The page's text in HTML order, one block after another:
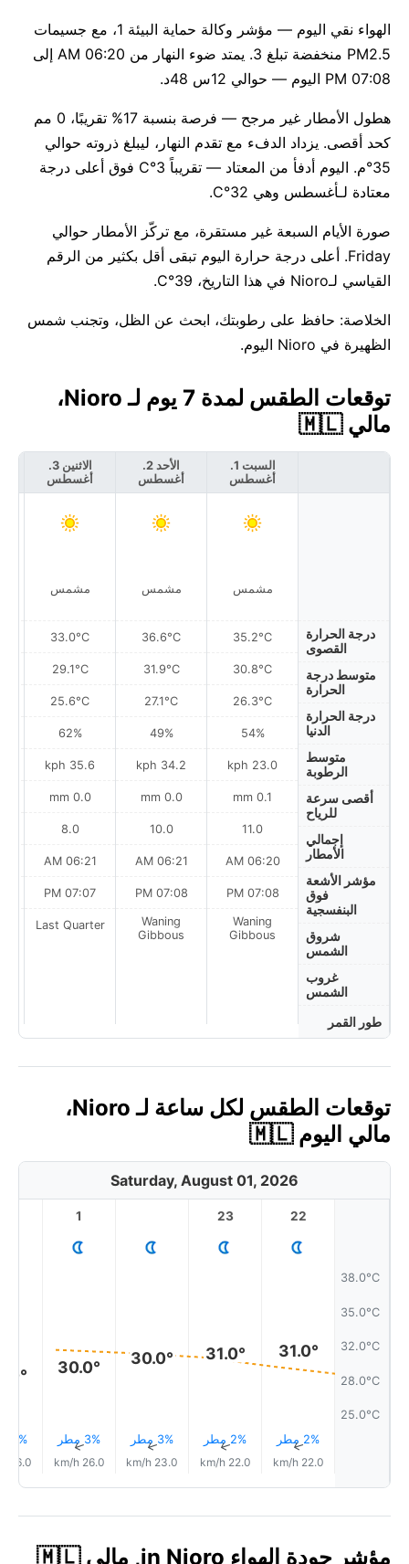
الهواء نقي اليوم — مؤشر وكالة حماية البيئة 1، مع جسيمات
PM2.5 منخفضة تبلغ 3. يمتد ضوء النهار من 06:20 AM إلى
07:08 PM اليوم — حوالي 12س 48د.
هطول الأمطار غير مرجح — فرصة بنسبة 17% تقريبًا، 0 مم
كحد أقصى. يزداد الدفء مع تقدم النهار، ليبلغ ذروته حوالي
35°م. اليوم أدفأ من المعتاد — تقريباً 3°C فوق أعلى درجة
معتادة لـأغسطس وهي 32°C.
صورة الأيام السبعة غير مستقرة، مع تركّز الأمطار حوالي
Friday. أعلى درجة حرارة اليوم تبقى أقل بكثير من الرقم
القياسي لـNioro في هذا التاريخ، 39°C.
الخلاصة: حافظ على رطوبتك، ابحث عن الظل، وتجنب شمس
الظهيرة في Nioro اليوم.
توقعات الطقس لمدة 7 يوم لـ Nioro،
مالي 🇲🇱
درجة الحرارة
القصوى
متوسط درجة
الحرارة
درجة الحرارة
الدنيا
متوسط
الرطوبة
أقصى سرعة
للرياح
إجمالي
الأمطار
مؤشر الأشعة
فوق
البنفسجية
شروق
الشمس
غروب
الشمس
طور القمر
السبت 1.
أغسطس
مشمس
35.2°C
30.8°C
26.3°C
54%
23.0 kph
0.1 mm
11.0
06:20 AM
07:08 PM
Waning
Gibbous
الأحد 2.
أغسطس
مشمس
36.6°C
31.9°C
27.1°C
49%
34.2 kph
0.0 mm
10.0
06:21 AM
07:08 PM
Waning
Gibbous
الاثنين 3.
أغسطس
مشمس
33.0°C
29.1°C
25.6°C
62%
35.6 kph
0.0 mm
8.0
06:21 AM
07:07 PM
Last Quarter
توقعات الطقس لكل ساعة لـ Nioro،
مالي اليوم 🇲🇱
Saturday, August 01, 2026
38.0°C
35.0°C
32.0°C
28.0°C
25.0°C
22
31.0°
2% مطر↑
22.0 km/h
23
31.0°
2% مطر↑
22.0 km/h
30.0°
3% مطر↑
23.0 km/h
1
30.0°
3% مطر↑
26.0 km/h
4% مطر
26.0 km/h
مؤشر جودة الهواء in Nioro, مالي 🇲🇱